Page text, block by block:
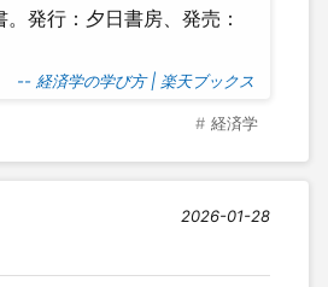
発行：夕日書房、発売：
-- 経済学の学び方 | 楽天ブックス
経済学
2026-01-28